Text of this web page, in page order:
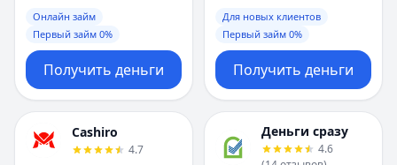
П
Пенза
Пермь
Р
Ростов-на-Дону
Рязань
С
Самара
П
Пенза
Пермь
Р
Ростов-на-Дону
Рязань
С
Самара
Онлайн займ
Первый займ 0%
Получить деньги
Для новых клиентов
Первый займ 0%
Получить деньги
Cashiro
4.7
Деньги сразу
4.6